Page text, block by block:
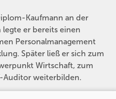
Kaufmann an der
legte er bereits einen
Personalmanagement
Später ließ er sich zum
Wirtschaft, zum
Auditor weiterbilden.